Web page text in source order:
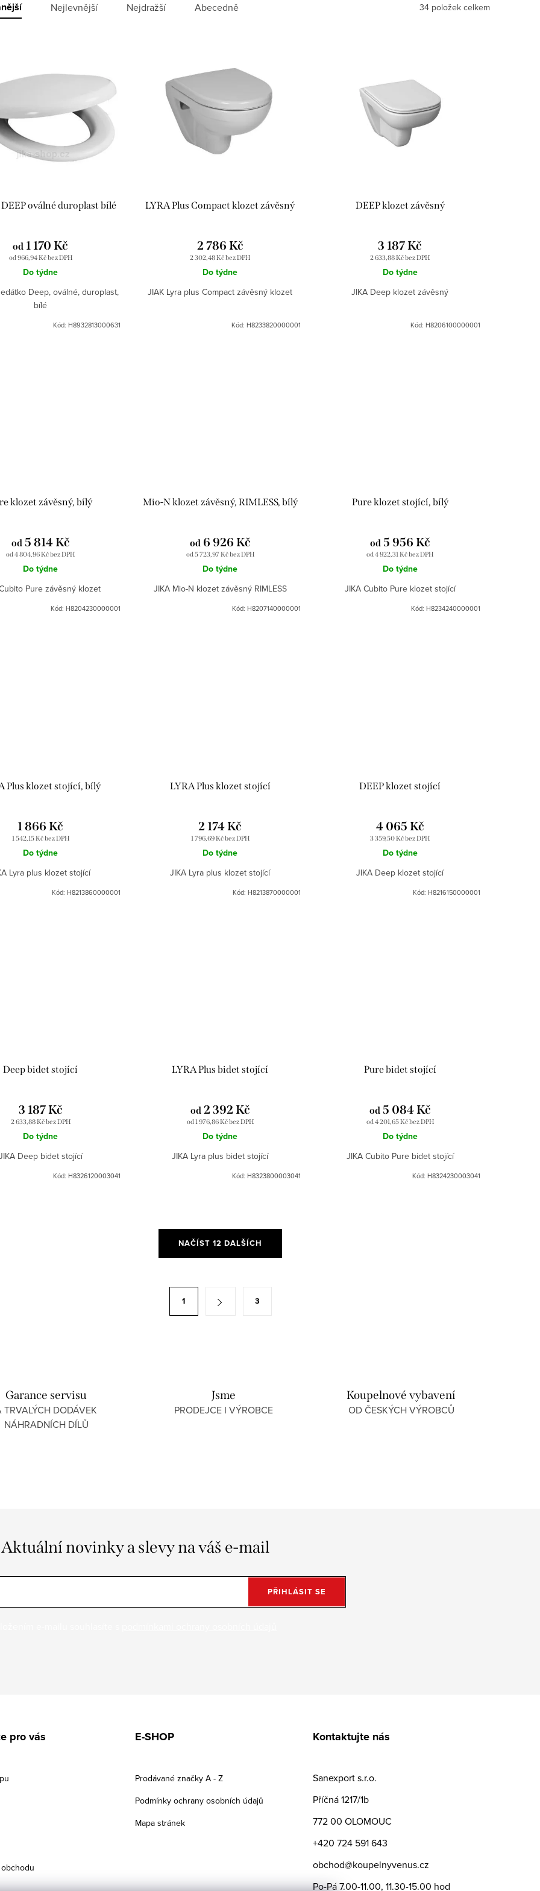
Nejlevnější Nejdražší Abecedně 34 položek celkem
oválné duroplast bílé
od 966,94 Kč bez DPH
od 1 170 Kč
Do týdne
Deep, oválné, duroplast,
bílé
Kód:H8932813000631
LYRA Plus Compact klozet závěsný
2 302,48 Kč bez DPH
2 786 Kč
Do týdne
JIAK Lyra plus Compact závěsný klozet
Kód: H8233820000001
DEEP klozet závěsný
2 633,88 Kč bez DPH
3 187 Kč
Do týdne
JIKA Deep klozet závěsný
Kód: H8206100000001
klozet závěsný, bílý
od 4 804,96 Kč bez DPH
od5 814 Kč
Do týdne
Pure závěsný klozet
Kód:H8204230000001
Mio-N klozet závěsný, RIMLESS, bílý
od 5 723,97 Kč bez DPH
od6 926 Kč
Do týdne
JIKA Mio-N klozet závěsný RIMLESS
Kód: H8207140000001
Pure klozet stojící, bílý
od 4 922,31 Kč bez DPH
od5 956 Kč
Do týdne
JIKA Cubito Pure klozet stojící
Kód: H8234240000001
Plus klozet stojící, bílý
1 542,15 Kč bez DPH
1 866 Kč
Do týdne
Lyra plus klozet stojící
Kód:H8213860000001
LYRA Plus klozet stojící
1 796,69 Kč bez DPH
2 174 Kč
Do týdne
JIKA Lyra plus klozet stojící
Kód: H8213870000001
DEEP klozet stojící
3 359,50 Kč bez DPH
4 065 Kč
Do týdne
JIKA Deep klozet stojící
Kód: H8216150000001
Deep bidet stojící
2 633,88 Kč bez DPH
3 187 Kč
Do týdne
Deep bidet stojící
Kód:H8326120003041
LYRA Plus bidet stojící
od 1 976,86 Kč bez DPH
od2 392 Kč
Do týdne
JIKA Lyra plus bidet stojící
Kód: H8323800003041
Pure bidet stojící
od 4 201,65 Kč bez DPH
od5 084 Kč
Do týdne
JIKA Cubito Pure bidet stojící
Kód: H8324230003041
NAČÍST 12 DALŠÍCH
1 3
Garance servisu
TRVALÝCH DODÁVEK
NÁHRADNÍCH DÍLŮ
Jsme
PRODEJCE I VÝROBCE
Koupelnové vybavení
OD ČESKÝCH VÝROBCŮ
Aktuální novinky a slevy na váš e-mail
PŘIHLÁSIT SE
pro vás E-SHOP
Prodávané značky A - Z
Podmínky ochrany osobních údajů
Mapa stránek
Kontaktujte nás
Sanexport s.r.o.
Příčná 1217/1b
772 00 OLOMOUC
+420 724 591 643
obchod@koupelnyvenus.cz
Po-Pá 7.00-11.00, 11.30-15.00 hod